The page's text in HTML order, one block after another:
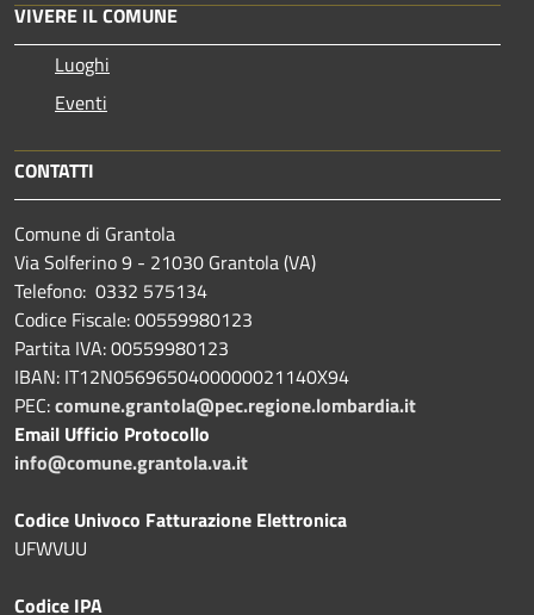
VIVERE IL COMUNE
Luoghi
Eventi
CONTATTI
Comune di Grantola
Via Solferino 9 - 21030 Grantola (VA)
Telefono: 0332 575134
Codice Fiscale: 00559980123
Partita IVA: 00559980123
IBAN: IT12N0569650400000021140X94
PEC:comune.grantola@pec.regione.lombardia.it
Email Ufficio Protocollo
info@comune.grantola.va.it
Codice Univoco Fatturazione Elettronica
UFWVUU
Codice IPA